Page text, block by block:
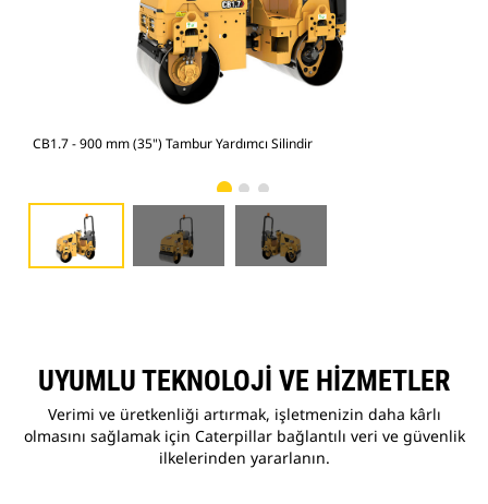
CB1.7 - 900 mm (35") Tambur Yardımcı Silindir
UYUMLU TEKNOLOJI VE HIZMETLER
Verimi ve üretkenliği artırmak, işletmenizin daha kârlı
olmasını sağlamak için Caterpillar bağlantılı veri ve güvenlik
ilkelerinden yararlanın.